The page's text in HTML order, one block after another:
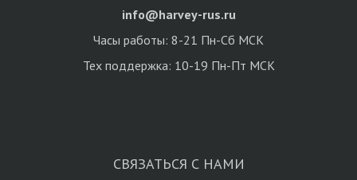
info@harvey-rus.ru
Часы работы: 8-21 Пн-Сб МСК
Тех поддержка: 10-19 Пн-Пт МСК
СВЯЗАТЬСЯ С НАМИ